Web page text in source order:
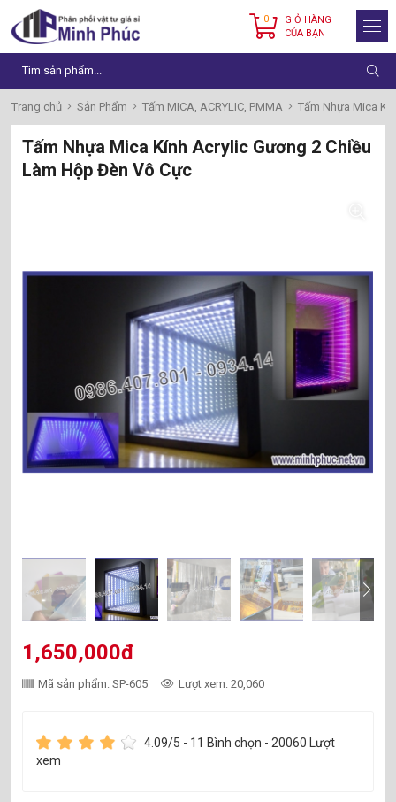
0
GIỎ HÀNG
CỦA BẠN
Trang chủ Sản Phẩm Tấm MICA, ACRYLIC, PMMA Tấm Nhựa Mica
Tấm Nhựa Mica Kính Acrylic Gương 2 Chiều
Làm Hộp Đèn Vô Cực
1,650,000đ
Mã sản phẩm: SP-605 Lượt xem: 20,060
4.09/5 - 11 Bình chọn - 20060 Lượt
xem